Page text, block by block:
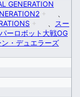
GENERATION
+
+
スー
ーロボット大戦OG
・デュエラーズ